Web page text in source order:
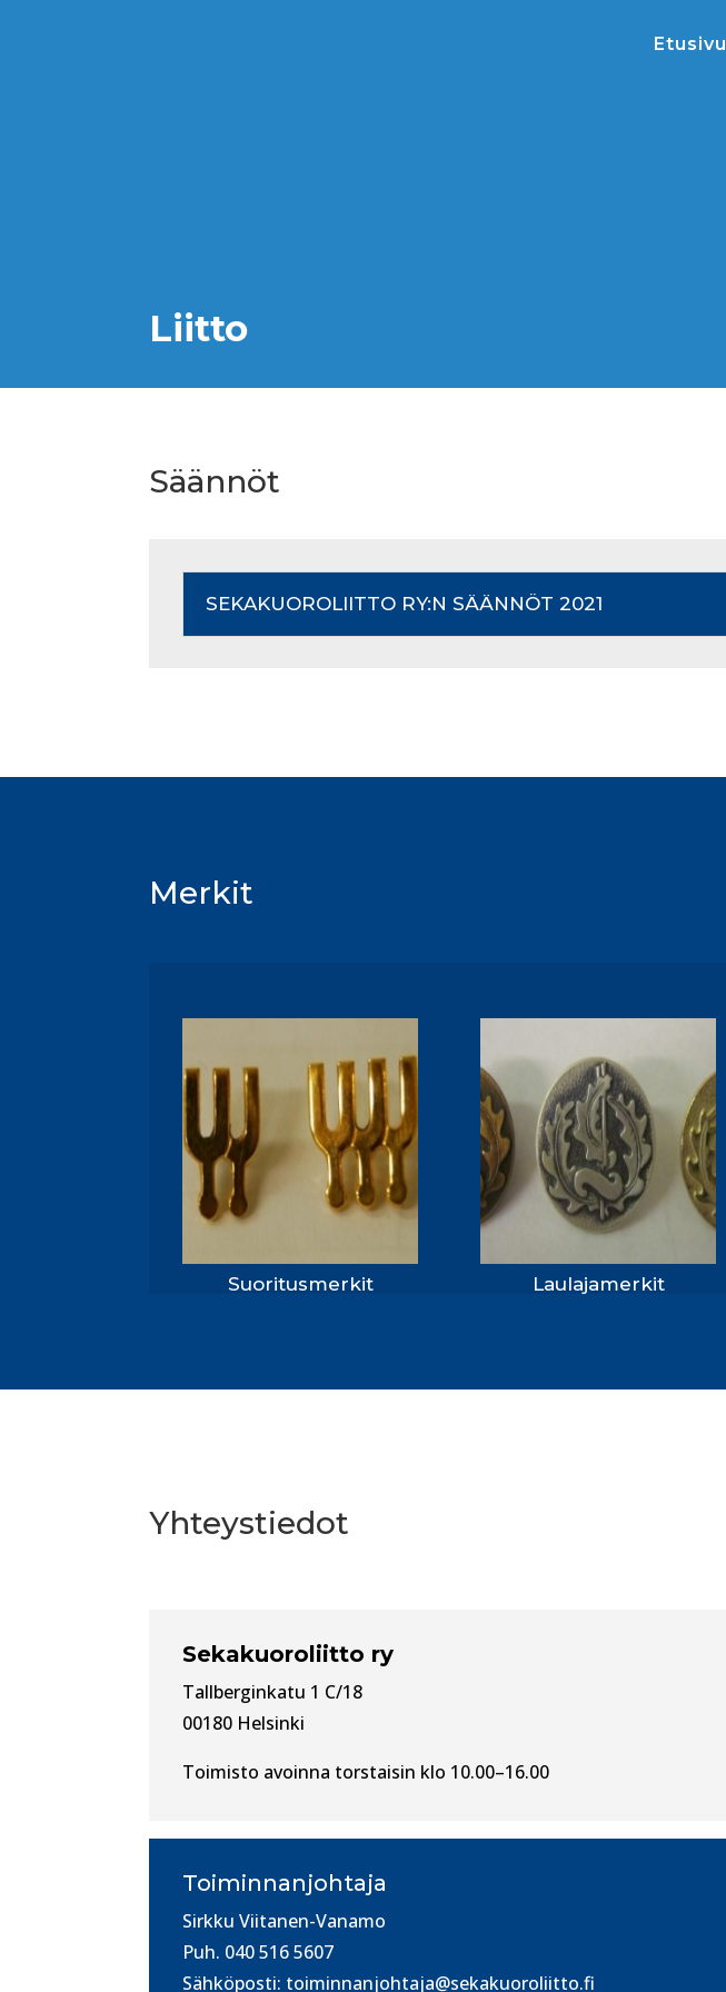
Etusivu
Liitto
Säännöt
SEKAKUOROLIITTO RY:N SÄÄNNÖT 2021
Merkit
Suoritusmerkit Laulajamerkit
Yhteystiedot
Sekakuoroliitto ry
Tallberginkatu 1 C/18
00180 Helsinki
Toimisto avoinna torstaisin klo 10.00–16.00
Toiminnanjohtaja
Sirkku Viitanen-Vanamo
Puh. 040 516 5607
Sähköposti: toiminnanjohtaja@sekakuoroliitto.fi